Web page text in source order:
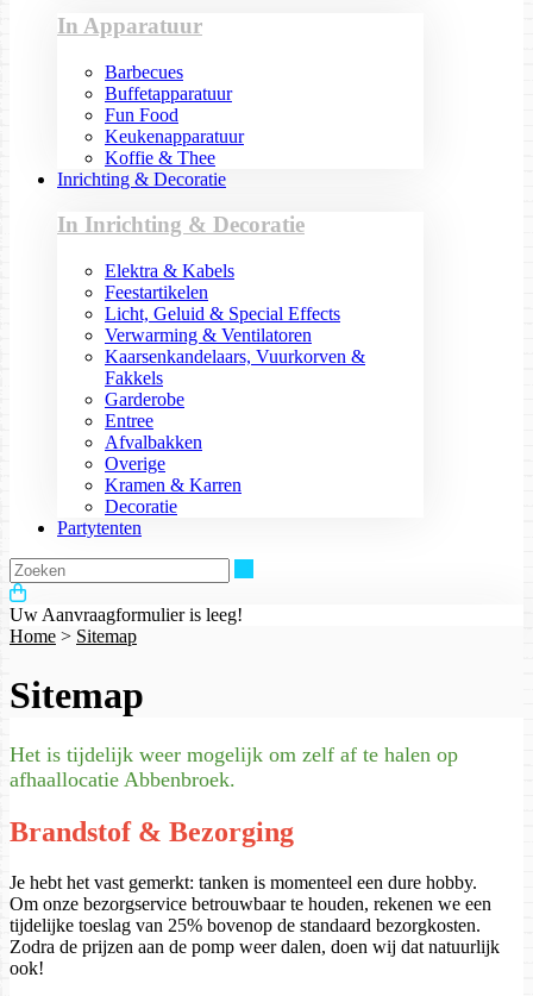
In Apparatuur
Barbecues
Buffetapparatuur
Fun Food
Keukenapparatuur
Koffie & Thee
Inrichting & Decoratie
In Inrichting & Decoratie
Elektra & Kabels
Feestartikelen
Licht, Geluid & Special Effects
Verwarming & Ventilatoren
Kaarsenkandelaars, Vuurkorven &
Fakkels
Garderobe
Entree
Afvalbakken
Overige
Kramen & Karren
Decoratie
Partytenten
Uw Aanvraagformulier is leeg!
Home > Sitemap
Sitemap
Het is tijdelijk weer mogelijk om zelf af te halen op
afhaallocatie Abbenbroek.
Brandstof & Bezorging
Je hebt het vast gemerkt: tanken is momenteel een dure hobby.
Om onze bezorgservice betrouwbaar te houden, rekenen we een
tijdelijke toeslag van 25% bovenop de standaard bezorgkosten.
Zodra de prijzen aan de pomp weer dalen, doen wij dat natuurlijk
ook!